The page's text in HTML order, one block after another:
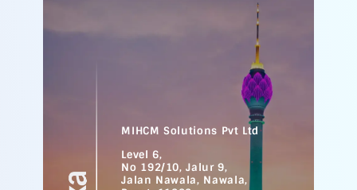
MIHCM Solutions Pvt Ltd
Level 6,
No 192/10, Jalur 9,
Jalan Nawala, Nawala,